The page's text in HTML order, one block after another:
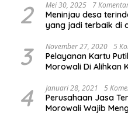
2 Mei 30, 2025 7
Meninjau desa
yang jadi terbaik di
3 November 27, 2020 5
Pelayanan Kartu
Morowali Di Alihkan
4 Januari 28, 2021 5
Perusahaan Jasa
Morowali Wajib